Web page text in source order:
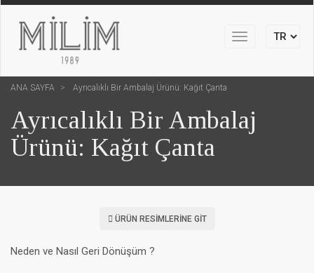
Toggle
ANA SAYFA Ayrıcalıklı Bir Ambalaj Ürünü: Kağıt Çanta
Ayrıcalıklı Bir Ambalaj
Ürünü: Kağıt Çanta
ÜRÜN RESIMLERINE GIT
Neden ve Nasıl Geri Dönüşüm ?